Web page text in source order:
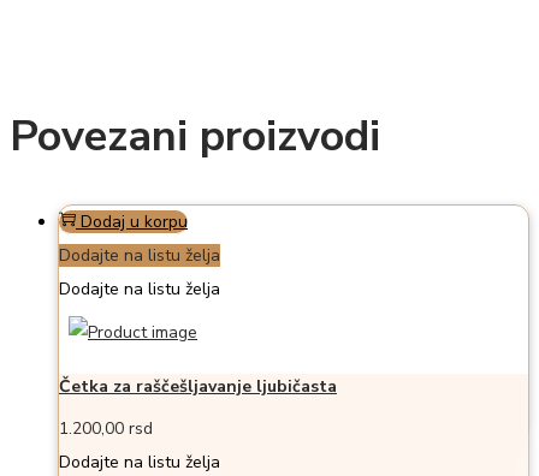
Povezani proizvodi
Dodaj u korpu
Dodajte na listu želja
Dodajte na listu želja
Četka za raščešljavanje ljubičasta
1.200,00 rsd
Dodajte na listu želja